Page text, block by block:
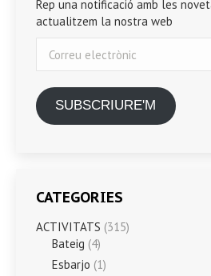
Rep una notificació amb les
actualitzem la nostra web
electrònic
SUBSCRIURE'M
CATEGORIES
ACTIVITATS (315)
Bateig (4)
Esbarjo (1)